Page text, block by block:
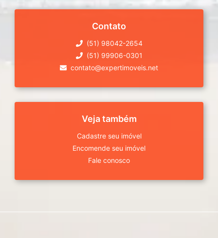
Contato
(51) 98042-2654
(51) 99906-0301
contato@expertimoveis.net
Veja também
Cadastre seu imóvel
Encomende seu imóvel
Fale conosco